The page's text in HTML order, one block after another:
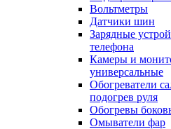
Вольтметры
Датчики шин
Зарядные
телефона
Камеры и
универсальные
Обогреватели
подогрев руля
Обогревы
Омыватели фар